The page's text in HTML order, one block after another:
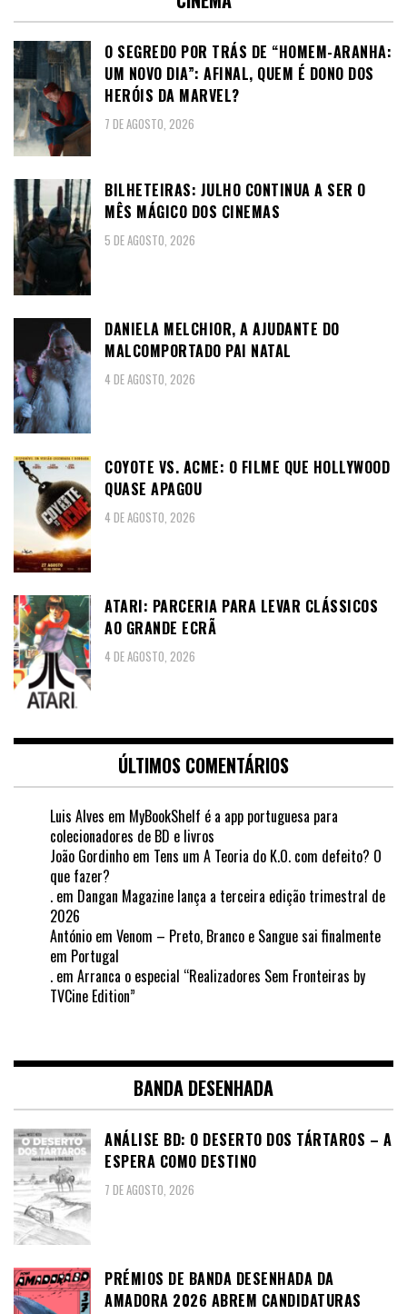
O SEGREDO POR TRÁS DE “HOMEM-ARANHA:
UM NOVO DIA”: AFINAL, QUEM É DONO DOS
HERÓIS DA MARVEL?
7 DE AGOSTO, 2026
BILHETEIRAS: JULHO CONTINUA A SER O
MÊS MÁGICO DOS CINEMAS
5 DE AGOSTO, 2026
DANIELA MELCHIOR, A AJUDANTE DO
MALCOMPORTADO PAI NATAL
4 DE AGOSTO, 2026
COYOTE VS. ACME: O FILME QUE HOLLYWOOD
QUASE APAGOU
4 DE AGOSTO, 2026
ATARI: PARCERIA PARA LEVAR CLÁSSICOS
AO GRANDE ECRÃ
4 DE AGOSTO, 2026
ÚLTIMOS COMENTÁRIOS
Luis Alves em MyBookShelf é a app portuguesa para
colecionadores de BD e livros
João Gordinho em Tens um A Teoria do K.O. com defeito? O
que fazer?
. em Dangan Magazine lança a terceira edição trimestral de
2026
António em Venom – Preto, Branco e Sangue sai finalmente
em Portugal
. em Arranca o especial “Realizadores Sem Fronteiras by
TVCine Edition”
BANDA DESENHADA
ANÁLISE BD: O DESERTO DOS TÁRTAROS – A
ESPERA COMO DESTINO
7 DE AGOSTO, 2026
PRÉMIOS DE BANDA DESENHADA DA
AMADORA 2026 ABREM CANDIDATURAS